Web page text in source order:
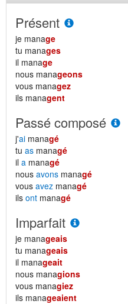
Présent
je manage
tu manages
il manage
nous manageons
vous managez
ils managent
Passé composé
j'ai managé
tu as managé
il a managé
nous avons managé
vous avez managé
ils ont managé
Imparfait
je manageais
tu manageais
il manageait
nous managions
vous managiez
ils manageaient